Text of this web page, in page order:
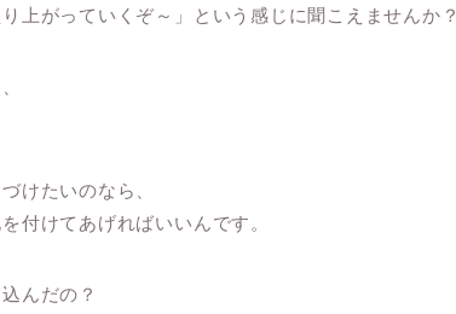
上がっていくぞ～」という感じに聞こえませんか？
けたいのなら、
付けてあげればいいんです。
んだの？